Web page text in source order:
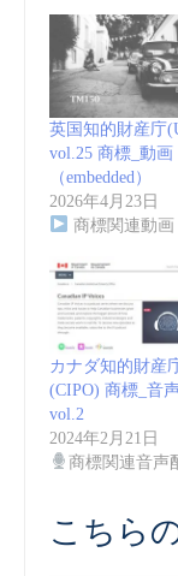
英国知的財産庁
vol.25 商標_動画
（embedded）
2026年4月23日
商標関連動画
カナダ知的財産
(CIPO) 商標_音
vol.2
2024年2月21日
商標関連音声
こちら